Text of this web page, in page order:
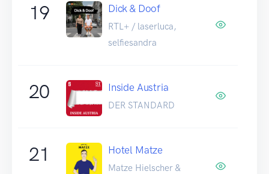
19 Dick & Doof
RTL+ / laserluca,
selfiesandra
20 Inside Austria
DER STANDARD
21 Hotel Matze
Matze Hielscher &